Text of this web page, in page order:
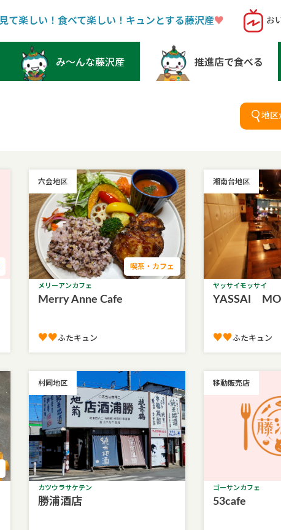
見て楽しい！食べて楽しい！キュンとする藤沢産♥︎ お
み〜んな藤沢産 推進店で食べる
地区
六会地区
喫茶・カフェ
メリーアンカフェ
Merry Anne Cafe
♥♥︎ふたキュン
湘南台地区
ヤッサイモッサイ
YASSAI
♥♥︎ふたキュン
村岡地区
カツウラサケテン
勝浦酒店
移動販売店
ゴーサンカフェ
53cafe